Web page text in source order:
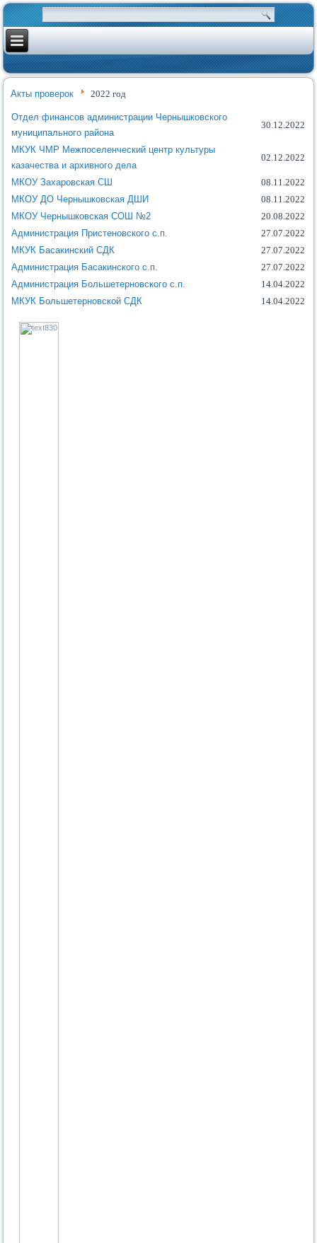
Акты проверок 2022 год
Отдел финансов администрации Чернышковского
муниципального района
30.12.2022
МКУК ЧМР Межпоселенческий центр культуры
казачества и архивного дела
02.12.2022
МКОУ Захаровская СШ
08.11.2022
МКОУ ДО Чернышковская ДШИ
08.11.2022
МКОУ Чернышковская СОШ №2
20.08.2022
Администрация Пристеновского с.п.
27.07.2022
МКУК Басакинский СДК
27.07.2022
Администрация Басакинского с.п.
27.07.2022
Администрация Большетерновского с.п.
14.04.2022
МКУК Большетерновской СДК
14.04.2022